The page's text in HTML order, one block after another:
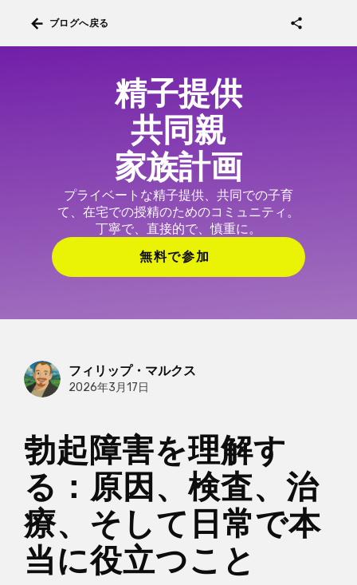
arrow_back ブログへ戻る share
精子提供
共同親
家族計画
プライベートな精子提供、共同での子育
て、在宅での授精のためのコミュニティ。
丁寧で、直接的で、慎重に。
無料で参加
フィリップ・マルクス
2026年3月17日
勃起障害を理解す
る：原因、検査、治
療、そして日常で本
当に役立つこと